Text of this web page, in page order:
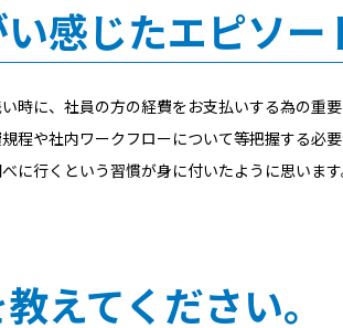
感じたエピソー
時に、社員の方の経費をお支払いする為の重
程や社内ワークフローについて等把握する必要
に行くという習慣が身に付いたように思います
えてください。